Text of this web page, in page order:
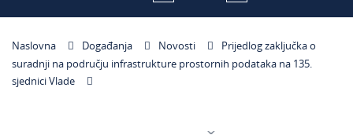
Naslovna Događanja Novosti
Prijedlog zaključka o
suradnji na području infrastrukture prostornih podataka na 135.
sjednici Vlade